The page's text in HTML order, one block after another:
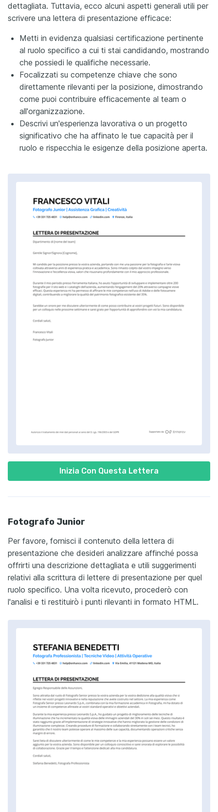
Inizia Con Questa Lettera
dettagliata. Tuttavia, ecco alcuni aspetti generali utili per
scrivere una lettera di presentazione efficace:
Metti in evidenza qualsiasi certificazione pertinente
al ruolo specifico a cui ti stai candidando, mostrando
che possiedi le qualifiche necessarie.
Focalizzati su competenze chiave che sono
direttamente rilevanti per la posizione, dimostrando
come puoi contribuire efficacemente al team o
all'organizzazione.
Descrivi un'esperienza lavorativa o un progetto
significativo che ha affinato le tue capacità per il
ruolo e rispecchia le esigenze della posizione aperta.
Fotografo Junior
Per favore, fornisci il contenuto della lettera di
presentazione che desideri analizzare affinché possa
offrirti una descrizione dettagliata e utili suggerimenti
relativi alla scrittura di lettere di presentazione per quel
ruolo specifico. Una volta ricevuto, procederò con
l'analisi e ti restituirò i punti rilevanti in formato HTML.